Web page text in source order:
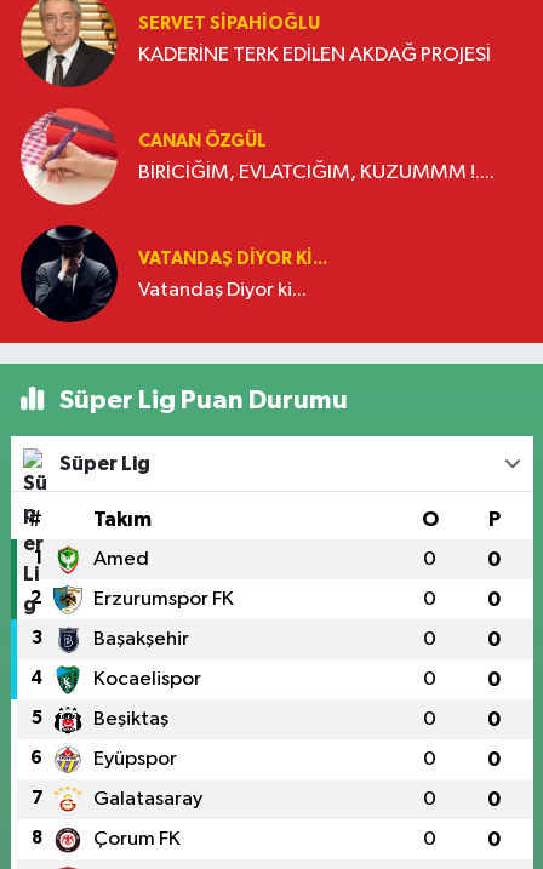
SERVET SİPAHİOĞLU
KADERİNE TERK EDİLEN AKDAĞ PROJESİ
CANAN ÖZGÜL
BİRİCİĞİM, EVLATCIĞIM, KUZUMMM !....
VATANDAŞ DIYOR KI...
Vatandaş Diyor ki...
Süper Lig Puan Durumu
Süper Lig
# Takım O P
1 Amed 0 0
2 Erzurumspor FK 0 0
3 Başakşehir 0 0
4 Kocaelispor 0 0
5 Beşiktaş 0 0
6 Eyüpspor 0 0
7 Galatasaray 0 0
8 Çorum FK 0 0